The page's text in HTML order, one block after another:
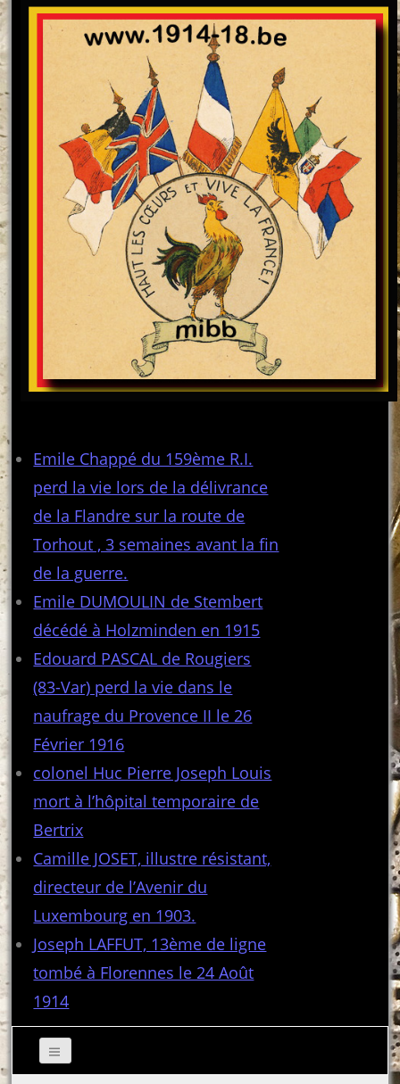
Emile Chappé du 159ème R.I.
perd la vie lors de la délivrance
de la Flandre sur la route de
Torhout , 3 semaines avant la fin
de la guerre.
Emile DUMOULIN de Stembert
décédé à Holzminden en 1915
Edouard PASCAL de Rougiers
(83-Var) perd la vie dans le
naufrage du Provence II le 26
Février 1916
colonel Huc Pierre Joseph Louis
mort à l’hôpital temporaire de
Bertrix
Camille JOSET, illustre résistant,
directeur de l’Avenir du
Luxembourg en 1903.
Joseph LAFFUT, 13ème de ligne
tombé à Florennes le 24 Août
1914